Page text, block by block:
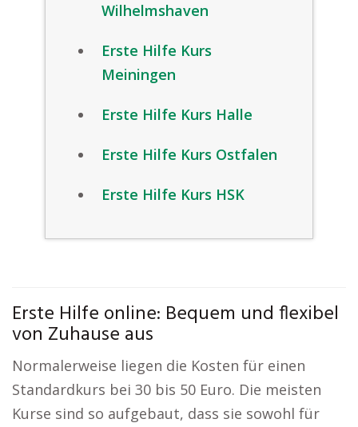
Wilhelmshaven
Erste Hilfe Kurs
Meiningen
Erste Hilfe Kurs Halle
Erste Hilfe Kurs Ostfalen
Erste Hilfe Kurs HSK
Erste Hilfe online: Bequem und flexibel
von Zuhause aus
Normalerweise liegen die Kosten für einen
Standardkurs bei 30 bis 50 Euro. Die meisten
Kurse sind so aufgebaut, dass sie sowohl für